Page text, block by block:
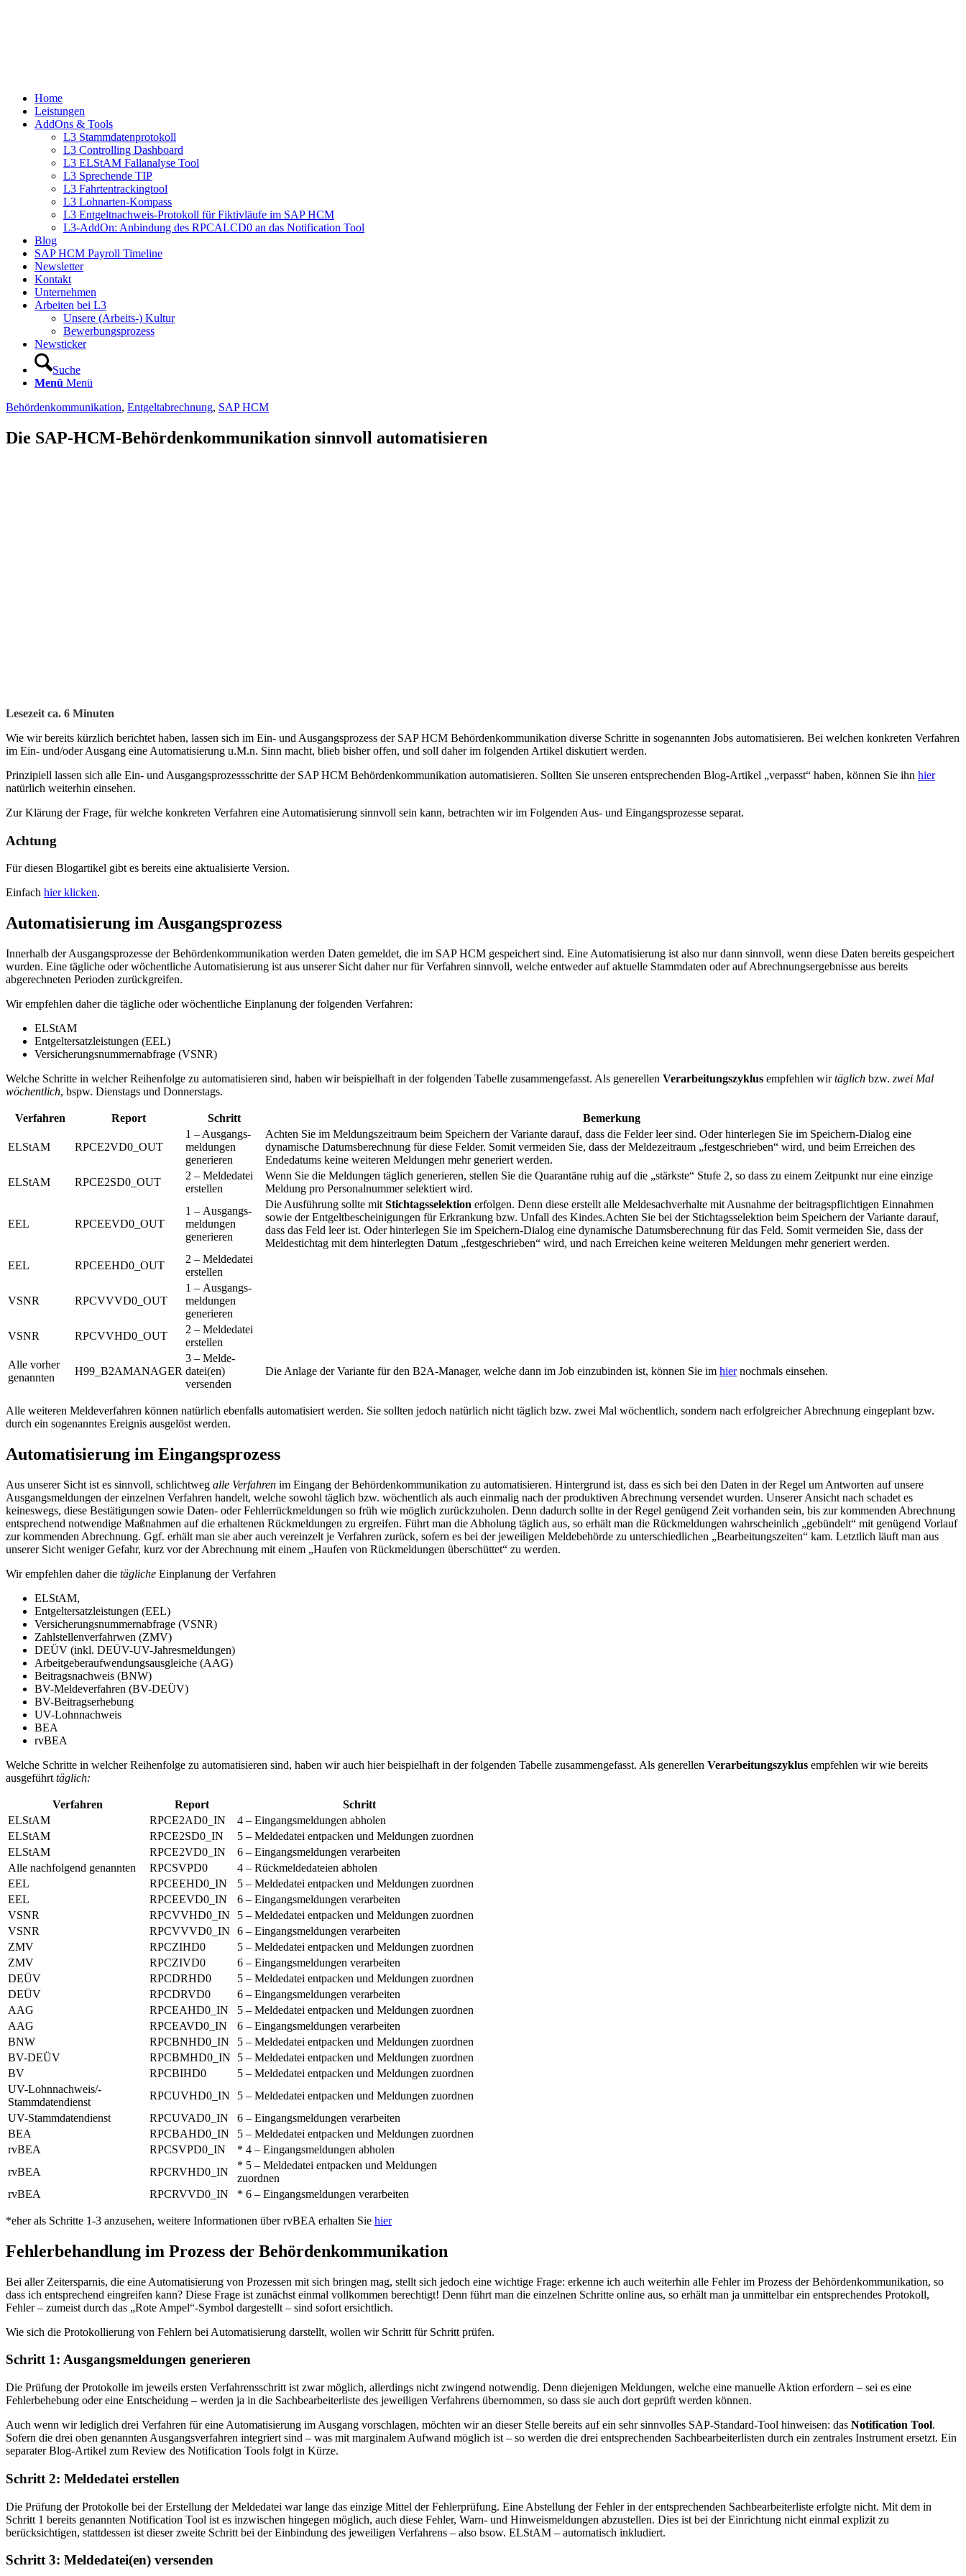
Home
Leistungen
AddOns & Tools
L3 Stammdatenprotokoll
L3 Controlling Dashboard
L3 ELStAM Fallanalyse Tool
L3 Sprechende TIP
L3 Fahrtentrackingtool
L3 Lohnarten-Kompass
L3 Entgeltnachweis-Protokoll für Fiktivläufe im SAP HCM
L3-AddOn: Anbindung des RPCALCD0 an das Notification Tool
Blog
SAP HCM Payroll Timeline
Newsletter
Kontakt
Unternehmen
Arbeiten bei L3
Unsere (Arbeits-) Kultur
Bewerbungsprozess
Newsticker
Suche
Menü Menü
Behördenkommunikation, Entgeltabrechnung, SAP HCM
Die SAP-HCM-Behördenkommunikation sinnvoll automatisieren
Lesezeit ca. 6 Minuten
Wie wir bereits kürzlich berichtet haben, lassen sich im Ein- und Ausgangsprozess der SAP HCM Behördenkommunikation diverse Schritte in sogenannten Jobs automatisieren. Bei welchen konkreten Verfahren
im Ein- und/oder Ausgang eine Automatisierung u.M.n. Sinn macht, blieb bisher offen, und soll daher im folgenden Artikel diskutiert werden.
Prinzipiell lassen sich alle Ein- und Ausgangsprozessschritte der SAP HCM Behördenkommunikation automatisieren. Sollten Sie unseren entsprechenden Blog-Artikel „verpasst“ haben, können Sie ihn hier
natürlich weiterhin einsehen.
Zur Klärung der Frage, für welche konkreten Verfahren eine Automatisierung sinnvoll sein kann, betrachten wir im Folgenden Aus- und Eingangsprozesse separat.
Achtung
Für diesen Blogartikel gibt es bereits eine aktualisierte Version.
Einfach hier klicken.
Automatisierung im Ausgangsprozess
Innerhalb der Ausgangsprozesse der Behördenkommunikation werden Daten gemeldet, die im SAP HCM gespeichert sind. Eine Automatisierung ist also nur dann sinnvoll, wenn diese Daten bereits gespeichert
wurden. Eine tägliche oder wöchentliche Automatisierung ist aus unserer Sicht daher nur für Verfahren sinnvoll, welche entweder auf aktuelle Stammdaten oder auf Abrechnungsergebnisse aus bereits
abgerechneten Perioden zurückgreifen.
Wir empfehlen daher die tägliche oder wöchentliche Einplanung der folgenden Verfahren:
ELStAM
Entgeltersatzleistungen (EEL)
Versicherungsnummernabfrage (VSNR)
Welche Schritte in welcher Reihenfolge zu automatisieren sind, haben wir beispielhaft in der folgenden Tabelle zusammengefasst. Als generellen Verarbeitungszyklus empfehlen wirtäglich bzw. zwei Mal
wöchentlich, bspw. Dienstags und Donnerstags.
Verfahren Report Schritt Bemerkung
ELStAM RPCE2VD0_OUT
1 – Ausgangs-
meldungen
generieren
Achten Sie im Meldungszeitraum beim Speichern der Variante darauf, dass die Felder leer sind. Oder hinterlegen Sie im Speichern-Dialog eine
dynamische Datumsberechnung für diese Felder. Somit vermeiden Sie, dass der Meldezeitraum „festgeschrieben“ wird, und beim Erreichen des
Endedatums keine weiteren Meldungen mehr generiert werden.
ELStAM
RPCE2SD0_OUT
2 – Meldedatei
erstellen
Wenn Sie die Meldungen täglich generieren, stellen Sie die Quarantäne ruhig auf die „stärkste“ Stufe 2, so dass zu einem Zeitpunkt nur eine einzige
Meldung pro Personalnummer selektiert wird.
EEL RPCEEVD0_OUT
1 – Ausgangs-
meldungen
generieren
Die Ausführung sollte mit Stichtagsselektion erfolgen. Denn diese erstellt alle Meldesachverhalte mit Ausnahme der beitragspflichtigen Einnahmen
sowie der Entgeltbescheinigungen für Erkrankung bzw. Unfall des Kindes.Achten Sie bei der Stichtagsselektion beim Speichern der Variante darauf,
dass das Feld leer ist. Oder hinterlegen Sie im Speichern-Dialog eine dynamische Datumsberechnung für das Feld. Somit vermeiden Sie, dass der
Meldestichtag mit dem hinterlegten Datum „festgeschrieben“ wird, und nach Erreichen keine weiteren Meldungen mehr generiert werden.
EEL
RPCEEHD0_OUT
2 – Meldedatei
erstellen
VSNR RPCVVVD0_OUT
1 – Ausgangs-
meldungen
generieren
VSNR
RPCVVHD0_OUT
2 – Meldedatei
erstellen
Alle vorher
genannten
H99_B2AMANAGER
3 – Melde-
datei(en)
versenden
Die Anlage der Variante für den B2A-Manager, welche dann im Job einzubinden ist, können Sie im hiernochmals einsehen.
Alle weiteren Meldeverfahren können natürlich ebenfalls automatisiert werden. Sie sollten jedoch natürlich nicht täglich bzw. zwei Mal wöchentlich, sondern nach erfolgreicher Abrechnung eingeplant bzw.
durch ein sogenanntes Ereignis ausgelöst werden.
Automatisierung im Eingangsprozess
Aus unserer Sicht ist es sinnvoll, schlichtweg alle Verfahren im Eingang der Behördenkommunikation zu automatisieren. Hintergrund ist, dass es sich bei den Daten in der Regel um Antworten auf unsere
Ausgangsmeldungen der einzelnen Verfahren handelt, welche sowohl täglich bzw. wöchentlich als auch einmalig nach der produktiven Abrechnung versendet wurden. Unserer Ansicht nach schadet es
keineswegs, diese Bestätigungen sowie Daten- oder Fehlerrückmeldungen so früh wie möglich zurückzuholen. Denn dadurch sollte in der Regel genügend Zeit vorhanden sein, bis zur kommenden Abrechnung
entsprechend notwendige Maßnahmen auf die erhaltenen Rückmeldungen zu ergreifen. Führt man die Abholung täglich aus, so erhält man die Rückmeldungen wahrscheinlich „gebündelt“ mit genügend Vorlauf
zur kommenden Abrechnung. Ggf. erhält man sie aber auch vereinzelt je Verfahren zurück, sofern es bei der jeweiligen Meldebehörde zu unterschiedlichen „Bearbeitungszeiten“ kam. Letztlich läuft man aus
unserer Sicht weniger Gefahr, kurz vor der Abrechnung mit einem „Haufen von Rückmeldungen überschüttet“ zu werden.
Wir empfehlen daher die tägliche Einplanung der Verfahren
ELStAM,
Entgeltersatzleistungen (EEL)
Versicherungsnummernabfrage (VSNR)
Zahlstellenverfahrwen (ZMV)
DEÜV (inkl. DEÜV-UV-Jahresmeldungen)
Arbeitgeberaufwendungsausgleiche (AAG)
Beitragsnachweis (BNW)
BV-Meldeverfahren (BV-DEÜV)
BV-Beitragserhebung
UV-Lohnnachweis
BEA
rvBEA
Welche Schritte in welcher Reihenfolge zu automatisieren sind, haben wir auch hier beispielhaft in der folgenden Tabelle zusammengefasst. Als generellen Verarbeitungszyklus empfehlen wir wie bereits
ausgeführt täglich:
Verfahren Report
Schritt
ELStAM
RPCE2AD0_IN
4 – Eingangsmeldungen abholen
ELStAM
RPCE2SD0_IN
5 – Meldedatei entpacken und Meldungen zuordnen
ELStAM
RPCE2VD0_IN
6 – Eingangsmeldungen verarbeiten
Alle nachfolgend genannten
RPCSVPD0
4 – Rückmeldedateien abholen
EEL
RPCEEHD0_IN
5 – Meldedatei entpacken und Meldungen zuordnen
EEL
RPCEEVD0_IN
6 – Eingangsmeldungen verarbeiten
VSNR
RPCVVHD0_IN
5 – Meldedatei entpacken und Meldungen zuordnen
VSNR
RPCVVVD0_IN
6 – Eingangsmeldungen verarbeiten
ZMV
RPCZIHD0
5 – Meldedatei entpacken und Meldungen zuordnen
ZMV
RPCZIVD0
6 – Eingangsmeldungen verarbeiten
DEÜV
RPCDRHD0
5 – Meldedatei entpacken und Meldungen zuordnen
DEÜV
RPCDRVD0
6 – Eingangsmeldungen verarbeiten
AAG
RPCEAHD0_IN
5 – Meldedatei entpacken und Meldungen zuordnen
AAG
RPCEAVD0_IN
6 – Eingangsmeldungen verarbeiten
BNW
RPCBNHD0_IN
5 – Meldedatei entpacken und Meldungen zuordnen
BV-DEÜV
RPCBMHD0_IN
5 – Meldedatei entpacken und Meldungen zuordnen
BV
RPCBIHD0
5 – Meldedatei entpacken und Meldungen zuordnen
UV-Lohnnachweis/-
Stammdatendienst
RPCUVHD0_IN
5 – Meldedatei entpacken und Meldungen zuordnen
UV-Stammdatendienst
RPCUVAD0_IN
6 – Eingangsmeldungen verarbeiten
BEA
RPCBAHD0_IN
5 – Meldedatei entpacken und Meldungen zuordnen
rvBEA
RPCSVPD0_IN
* 4 – Eingangsmeldungen abholen
rvBEA
RPCRVHD0_IN
* 5 – Meldedatei entpacken und Meldungen
zuordnen
rvBEA
RPCRVVD0_IN * 6 – Eingangsmeldungen verarbeiten
*eher als Schritte 1-3 anzusehen, weitere Informationen über rvBEA erhalten Sie hier
Fehlerbehandlung im Prozess der Behördenkommunikation
Bei aller Zeitersparnis, die eine Automatisierung von Prozessen mit sich bringen mag, stellt sich jedoch eine wichtige Frage: erkenne ich auch weiterhin alle Fehler im Prozess der Behördenkommunikation, so
dass ich entsprechend eingreifen kann? Diese Frage ist zunächst einmal vollkommen berechtigt! Denn führt man die einzelnen Schritte online aus, so erhält man ja unmittelbar ein entsprechendes Protokoll,
Fehler – zumeist durch das „Rote Ampel“-Symbol dargestellt – sind sofort ersichtlich.
Wie sich die Protokollierung von Fehlern bei Automatisierung darstellt, wollen wir Schritt für Schritt prüfen.
Schritt 1: Ausgangsmeldungen generieren
Die Prüfung der Protokolle im jeweils ersten Verfahrensschritt ist zwar möglich, allerdings nicht zwingend notwendig. Denn diejenigen Meldungen, welche eine manuelle Aktion erfordern – sei es eine
Fehlerbehebung oder eine Entscheidung – werden ja in die Sachbearbeiterliste des jeweiligen Verfahrens übernommen, so dass sie auch dort geprüft werden können.
Auch wenn wir lediglich drei Verfahren für eine Automatisierung im Ausgang vorschlagen, möchten wir an dieser Stelle bereits auf ein sehr sinnvolles SAP-Standard-Tool hinweisen: das Notification Tool.
Sofern die drei oben genannten Ausgangsverfahren integriert sind – was mit marginalem Aufwand möglich ist – so werden die drei entsprechenden Sachbearbeiterlisten durch ein zentrales Instrument ersetzt. Ein
separater Blog-Artikel zum Review des Notification Tools folgt in Kürze.
Schritt 2: Meldedatei erstellen
Die Prüfung der Protokolle bei der Erstellung der Meldedatei war lange das einzige Mittel der Fehlerprüfung. Eine Abstellung der Fehler in der entsprechenden Sachbearbeiterliste erfolgte nicht. Mit dem in
Schritt 1 bereits genannten Notification Tool ist es inzwischen hingegen möglich, auch diese Fehler, Warn- und Hinweismeldungen abzustellen. Dies ist bei der Einrichtung nicht einmal explizit zu
berücksichtigen, stattdessen ist dieser zweite Schritt bei der Einbindung des jeweiligen Verfahrens – also bsow. ELStAM – automatisch inkludiert.
Schritt 3: Meldedatei(en) versenden